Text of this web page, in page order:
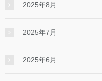
2025年8月
2025年7月
2025年6月